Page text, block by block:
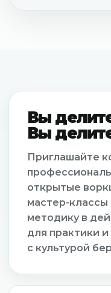
Вы
Вы
Приглашайте
открытые
мастер-
методику в
для практики
с культурой